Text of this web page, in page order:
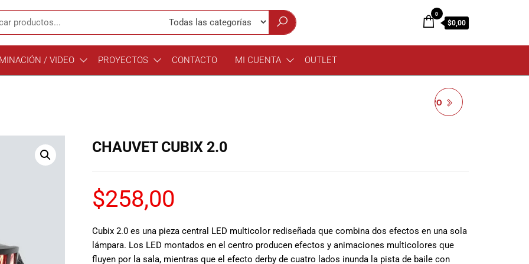
0
$0,00
/ VIDEO PROYECTOS CONTACTO MI CUENTA OUTLET
CHAUVET SLIMPAR PRO
CHAUVET CUBIX 2.0
$258,00
Cubix 2.0 es una pieza central LED multicolor rediseñada que combina dos efectos en una sola
lámpara. Los LED montados en el centro producen efectos y animaciones multicolores que
fluyen por la sala, mientras que el efecto derby de cuatro lados inunda la pista de baile con